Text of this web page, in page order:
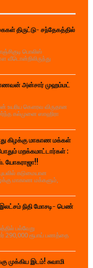
திருட்டு- சந்தேகத்தில்
பொலிஸ்
வீடொன்றிலிருந்து
மாணவன் அன்சார் முஹம்மட்
உயரிய கௌரவ விருதான
கல்முனை ஸாஹிரா
கிழக்கு மாகாண மக்கள்
மறக்கமாட்டார்கள் :
யோகராஜா!!
கடுமையான
மாகாண மக்களும்,
நிதி மோசடி- பெண்
பல்வேறு
290,000 ரூபாய் பணத்தை
முக்கிய இடம்! சுவாமி